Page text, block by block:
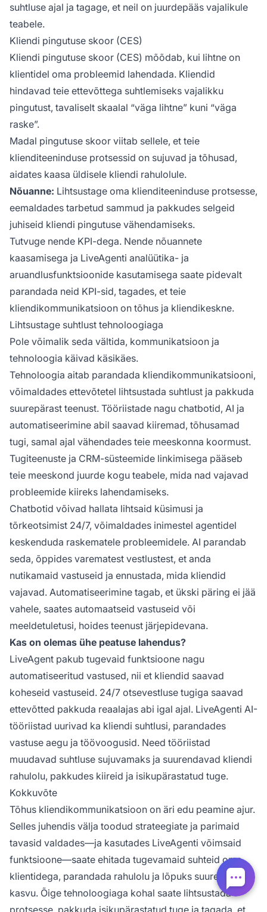
suhtluse ajal ja tagage, et neil on juurdepääs vajalikule
teabele.
Kliendi pingutuse skoor (CES)
Kliendi pingutuse skoor (CES) mõõdab, kui lihtne on
klientidel oma probleemid lahendada. Kliendid
hindavad teie ettevõttega suhtlemiseks vajalikku
pingutust, tavaliselt skaalal “väga lihtne” kuni “väga
raske”.
Madal pingutuse skoor viitab sellele, et teie
klienditeeninduse protsessid on sujuvad ja tõhusad,
aidates kaasa üldisele kliendi rahulolule.
Nõuanne: Lihtsustage oma klienditeeninduse protsesse,
eemaldades tarbetud sammud ja pakkudes selgeid
juhiseid kliendi pingutuse vähendamiseks.
Tutvuge nende KPI-dega. Nende nõuannete
kaasamisega ja LiveAgenti analüütika- ja
aruandlusfunktsioonide kasutamisega saate pidevalt
parandada neid KPI-sid, tagades, et teie
kliendikommunikatsioon on tõhus ja kliendikeskne.
Lihtsustage suhtlust tehnoloogiaga
Pole võimalik seda vältida, kommunikatsioon ja
tehnoloogia käivad käsikäes.
Tehnoloogia aitab parandada kliendikommunikatsiooni,
võimaldades ettevõtetel lihtsustada suhtlust ja pakkuda
suurepärast teenust. Tööriistade nagu chatbotid, AI ja
automatiseerimine abil saavad kiiremad, tõhusamad
tugi, samal ajal vähendades teie meeskonna koormust.
Tugiteenuste ja CRM-süsteemide linkimisega pääseb
teie meeskond juurde kogu teabele, mida nad vajavad
probleemide kiireks lahendamiseks.
Chatbotid võivad hallata lihtsaid küsimusi ja
tõrkeotsimist 24/7, võimaldades inimestel agentidel
keskenduda raskematele probleemidele. AI parandab
seda, õppides varematest vestlustest, et anda
nutikamaid vastuseid ja ennustada, mida kliendid
vajavad. Automatiseerimine tagab, et ükski päring ei jää
vahele, saates automaatseid vastuseid või
meeldetuletusi, hoides teenust järjepidevana.
Kas on olemas ühe peatuse lahendus?
LiveAgent pakub tugevaid funktsioone nagu
automatiseeritud vastused, nii et kliendid saavad
koheseid vastuseid. 24/7 otsevestluse tugiga saavad
ettevõtted pakkuda reaalajas abi igal ajal. LiveAgenti AI-
tööriistad uurivad ka kliendi suhtlusi, parandades
vastuse aegu ja töövoogusid. Need tööriistad
muudavad suhtluse sujuvamaks ja suurendavad kliendi
rahulolu, pakkudes kiireid ja isikupärastatud tuge.
Kokkuvõte
Tõhus kliendikommunikatsioon on äri edu peamine ajur.
Selles juhendis välja toodud strateegiate ja parimaid
tavasid valdades—ja kasutades LiveAgenti võimsaid
funktsioone—saate ehitada tugevamaid suhteid oma
klientidega, parandada rahulolu ja lõpuks suurendada
kasvu. Õige tehnoloogiaga kohal saate lihtsustada
protsesse, pakkuda isikupärastatud tuge ja tagada, et